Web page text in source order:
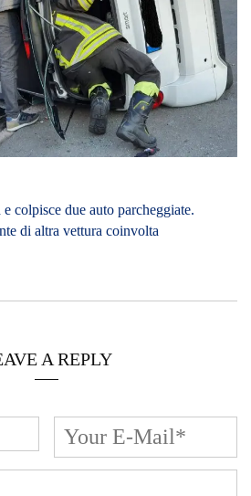
colpisce due auto parcheggiate.
di altra vettura coinvolta
A REPLY